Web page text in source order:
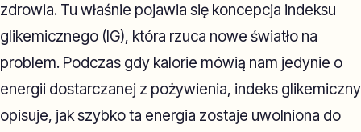
zdrowia. Tu właśnie pojawia się koncepcja indeksu
glikemicznego (IG), która rzuca nowe światło na
problem. Podczas gdy kalorie mówią nam jedynie o
energii dostarczanej z pożywienia, indeks glikemiczny
opisuje, jak szybko ta energia zostaje uwolniona do